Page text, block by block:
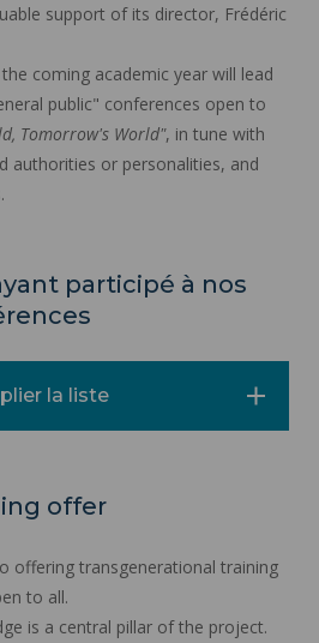
support of its director, Frédéric
coming academic year will lead
public" conferences open to
Tomorrow's World", in tune with
authorities or personalities, and
participé à nos
la liste
offer
offering transgenerational training
to all.
is a central pillar of the project.